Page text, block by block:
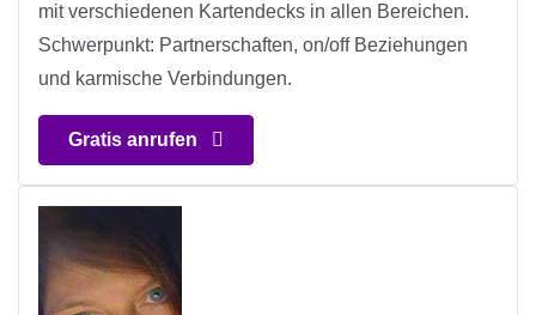
mit verschiedenen Kartendecks in allen Bereichen.
Schwerpunkt: Partnerschaften, on/off Beziehungen
und karmische Verbindungen.
Gratis anrufen